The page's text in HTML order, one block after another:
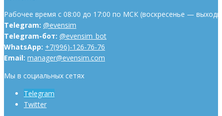
Рабочее время с 08:00 до 17:00 по МСК (воскресенье —
Telegram: @evensim
Telegram-бот: @evensim_bot
WhatsApp: +7(996)-126-76-76
Email: manager@evensim.com
Мы в социальных сетях
Telegram
Twitter